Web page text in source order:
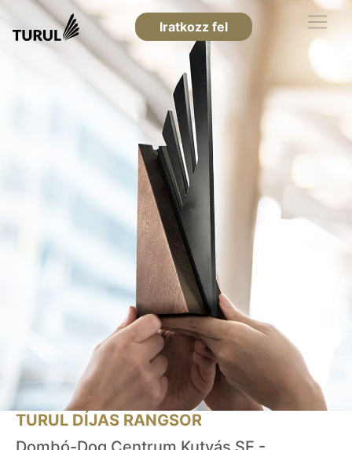
Iratkozz fel
TURUL DÍJAS RANGSOR